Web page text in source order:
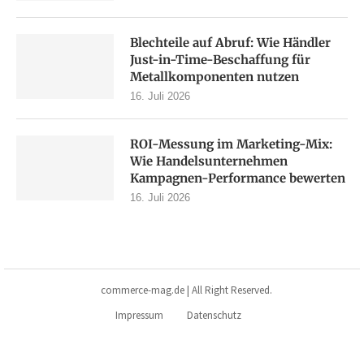
Blechteile auf Abruf: Wie Händler
Just-in-Time-Beschaffung für
Metallkomponenten nutzen
16. Juli 2026
ROI-Messung im Marketing-Mix:
Wie Handelsunternehmen
Kampagnen-Performance bewerten
16. Juli 2026
commerce-mag.de | All Right Reserved.
Impressum
Datenschutz